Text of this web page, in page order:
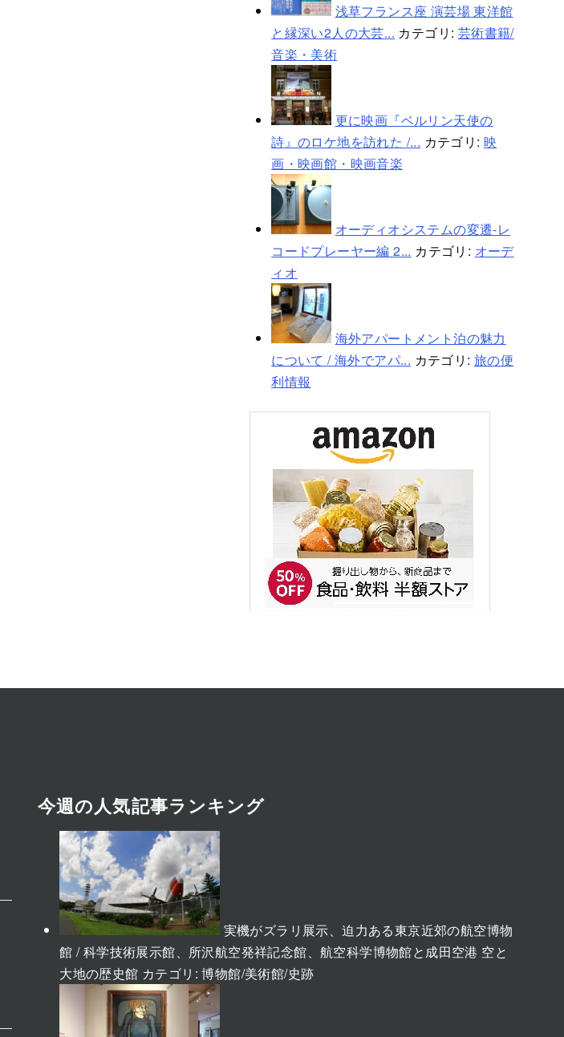
浅草フランス座 演芸場 東洋館
と縁深い2人の大芸... カテゴリ: 芸術書籍/
音楽・美術
更に映画『ベルリン天使の
詩』のロケ地を訪れた /... カテゴリ: 映
画・映画館・映画音楽
オーディオシステムの変遷-レ
コードプレーヤー編 2... カテゴリ: オーデ
ィオ
海外アパートメント泊の魅力
について / 海外でアパ... カテゴリ: 旅の便
利情報
今週の人気記事ランキング
実機がズラリ展示、迫力ある東京近郊の航空博物
館 / 科学技術展示館、所沢航空発祥記念館、航空科学博物館と成田空港 空と
大地の歴史館 カテゴリ:博物館/美術館/史跡